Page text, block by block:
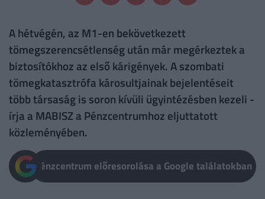
A hétvégén, az M1-en bekövetkezett
tömegszerencsétlenség után már megérkeztek a
biztosítókhoz az első kárigények. A szombati
tömegkatasztrófa károsultjainak bejelentéseit
több társaság is soron kívüli ügyintézésben kezeli -
írja a MABISZ a Pénzcentrumhoz eljuttatott
közleményében.
Pénzcentrum előresorolása a Google találatokban